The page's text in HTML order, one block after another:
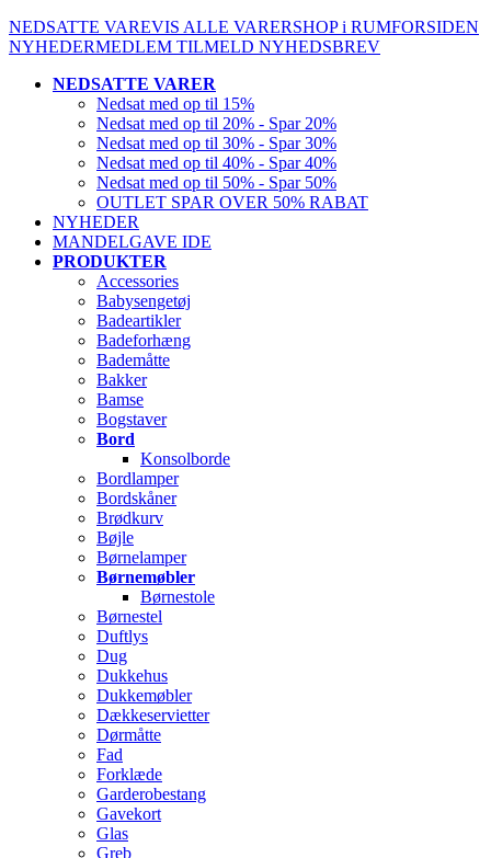
NEDSATTE VAREVIS ALLE VARERSHOP i RUMFORSIDEN
NYHEDERMEDLEM TILMELD NYHEDSBREV
NEDSATTE VARER
Nedsat med op til 15%
Nedsat med op til 20% - Spar 20%
Nedsat med op til 30% - Spar 30%
Nedsat med op til 40% - Spar 40%
Nedsat med op til 50% - Spar 50%
OUTLET SPAR OVER 50% RABAT
NYHEDER
MANDELGAVE IDE
PRODUKTER
Accessories
Babysengetøj
Badeartikler
Badeforhæng
Bademåtte
Bakker
Bamse
Bogstaver
Bord
Konsolborde
Bordlamper
Bordskåner
Brødkurv
Bøjle
Børnelamper
Børnemøbler
Børnestole
Børnestel
Duftlys
Dug
Dukkehus
Dukkemøbler
Dækkeservietter
Dørmåtte
Fad
Forklæde
Garderobestang
Gavekort
Glas
Greb